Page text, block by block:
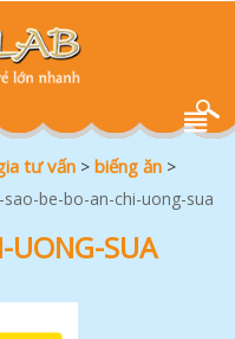
tư vấn > biếng ăn >
sao-be-bo-an-chi-uong-sua
UONG-SUA